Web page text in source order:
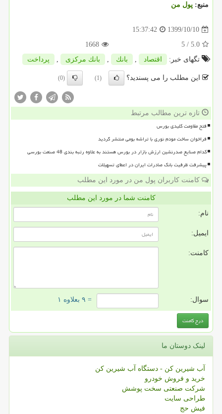
منبع: پول من
1399/10/10
15:37:42
5.0
/ 5
1668
تگهای خبر:
اقتصاد , بانك , بانك مركزی , پرداخت
این مطلب را می پسندید؟ (1)
(0)
تازه ترین مطالب مرتبط
فتح مقاومت کلیدی بورس
فراخوان ساخت مودم نوری با تراشه بومی منتشر گردید
کدام صنایع صدرنشین ارزش بازار در بورس هستند به علاوه رتبه بندی 48 صنعت بورسی
پیشرفت ظرفیت بانک صادرات ایران در اعطای تسهیلات
کامنت کاربران پول من در مورد این مطلب
کامنت شما در مورد این مطلب
نام:
ایمیل:
کامنت:
سوال: = ۹ بعلاوه ۱
لینک دوستان ما
آب شیرین کن - دستگاه آب شیرین کن
خرید و فروش خودرو
شرکت صنعتی سخت پوشش
طراحی سایت
فیش حج